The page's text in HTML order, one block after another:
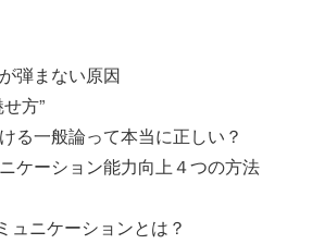
弾まない原因
方”
る一般論って本当に正しい？
ケーション能力向上４つの方法
ュニケーションとは？